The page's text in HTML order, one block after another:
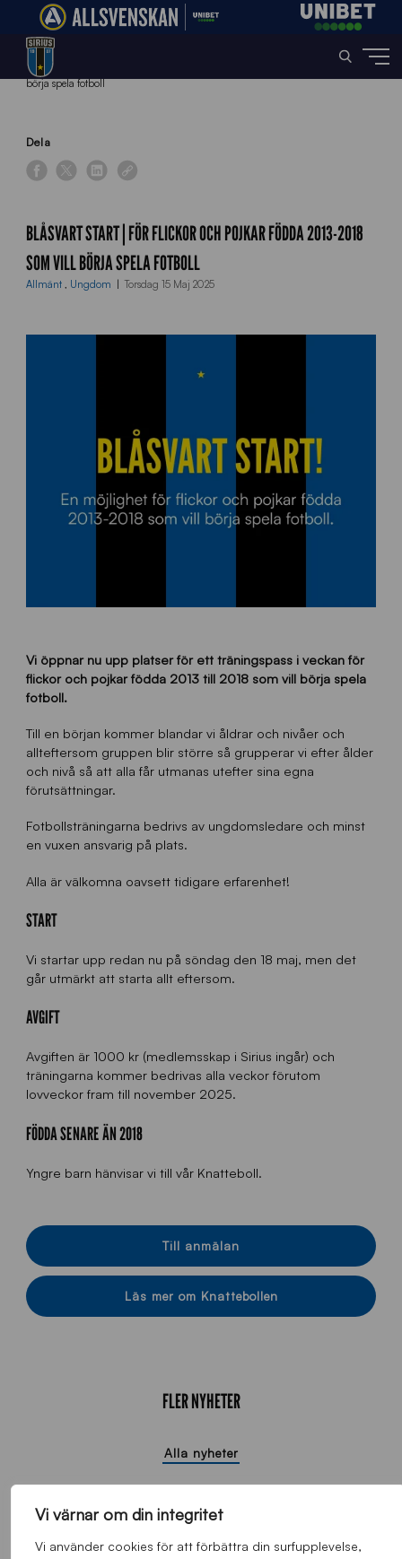
Vi värnar om din integritet
Vi använder cookies för att förbättra din surfupplevelse,
Home»
börja spela fotboll
Dela
BLÅSVART START | FÖR FLICKOR OCH POJKAR FÖDDA 2013-2018
SOM VILL BÖRJA SPELA FOTBOLL
Allmänt , Ungdom Torsdag 15 Maj 2025
Vi öppnar nu upp platser för ett träningspass i veckan för
flickor och pojkar födda 2013 till 2018 som vill börja spela
fotboll.
Till en början kommer blandar vi åldrar och nivåer och
allteftersom gruppen blir större så grupperar vi efter ålder
och nivå så att alla får utmanas utefter sina egna
förutsättningar.
Fotbollsträningarna bedrivs av ungdomsledare och minst
en vuxen ansvarig på plats.
Alla är välkomna oavsett tidigare erfarenhet!
START
Vi startar upp redan nu på söndag den 18 maj, men det
går utmärkt att starta allt eftersom.
AVGIFT
Avgiften är 1000 kr (medlemsskap i Sirius ingår) och
träningarna kommer bedrivas alla veckor förutom
lovveckor fram till november 2025.
FÖDDA SENARE ÄN 2018
Yngre barn hänvisar vi till vår Knatteboll.
Till anmälan
Läs mer om Knattebollen
FLER NYHETER
Alla nyheter